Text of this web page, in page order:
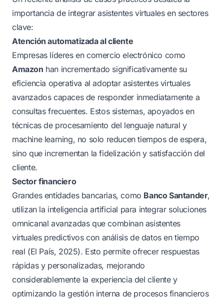
importancia de integrar asistentes virtuales en sectores
clave:
Atención automatizada al cliente
Empresas líderes en comercio electrónico como
Amazon han incrementado significativamente su
eficiencia operativa al adoptar asistentes virtuales
avanzados capaces de responder inmediatamente a
consultas frecuentes. Estos sistemas, apoyados en
técnicas de procesamiento del lenguaje natural y
machine learning, no solo reducen tiempos de espera,
sino que incrementan la fidelización y satisfacción del
cliente.
Sector financiero
Grandes entidades bancarias, como Banco Santander,
utilizan la inteligencia artificial para integrar soluciones
omnicanal avanzadas que combinan asistentes
virtuales predictivos con análisis de datos en tiempo
real (El País, 2025). Esto permite ofrecer respuestas
rápidas y personalizadas, mejorando
considerablemente la experiencia del cliente y
optimizando la gestión interna de procesos financieros